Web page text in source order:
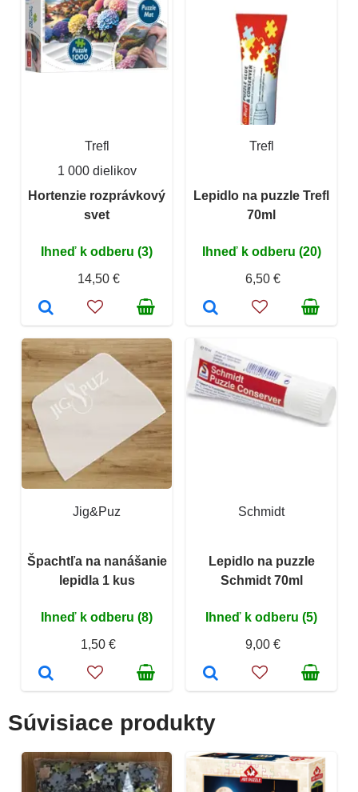
Trefl
1 000 dielikov
Hortenzie rozprávkový
svet
Ihneď k odberu (3)
14,50 €
Trefl
Lepidlo na puzzle Trefl
70ml
Ihneď k odberu (20)
6,50 €
Jig&Puz
Špachtľa na nanášanie
lepidla 1 kus
Ihneď k odberu (8)
1,50 €
Schmidt
Lepidlo na puzzle
Schmidt 70ml
Ihneď k odberu (5)
9,00 €
Súvisiace produkty